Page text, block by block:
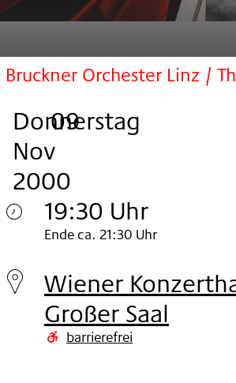
Bruckner Orchester Linz /
Donnerstag
, 09
.
Nov
2000
.
19:30 Uhr
Donnerstag
09.
Nov
2000
Ende ca. 21:30 Uhr
Wiener
Großer Saal
barrierefrei